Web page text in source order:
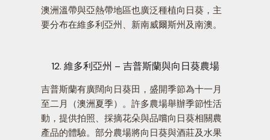
澳洲溫帶與亞熱帶地區也廣泛種植向日葵，主
要分布在維多利亞州、新南威爾斯州及南澳。
12. 維多利亞州 – 吉普斯蘭與向日葵農場
吉普斯蘭有廣闊向日葵田，盛開季節為十一月
至二月（澳洲夏季）。許多農場舉辦季節性活
動，提供拍照、採摘花朵與品嚐向日葵相關農
產品的體驗。部分農場將向日葵與酒莊及水果